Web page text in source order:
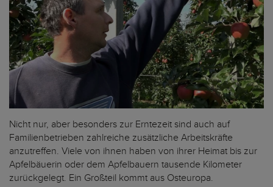
Nicht nur, aber besonders zur Erntezeit sind auch auf
Familienbetrieben zahlreiche zusätzliche Arbeitskräfte
anzutreffen. Viele von ihnen haben von ihrer Heimat bis zur
Apfelbäuerin oder dem Apfelbauern tausende Kilometer
zurückgelegt. Ein Großteil kommt aus Osteuropa.